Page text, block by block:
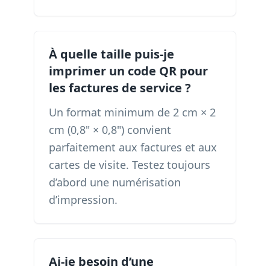
À quelle taille puis-je
imprimer un code QR pour
les factures de service ?
Un format minimum de 2 cm × 2
cm (0,8" × 0,8") convient
parfaitement aux factures et aux
cartes de visite. Testez toujours
d’abord une numérisation
d’impression.
Ai-je besoin d’une